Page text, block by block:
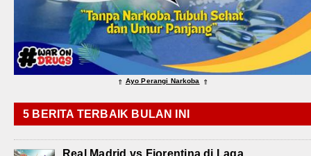
⇑ Ayo Perangi Narkoba ⇑
5 BERITA TERBAIK BULAN INI
Real Madrid vs Fiorentina di Laga